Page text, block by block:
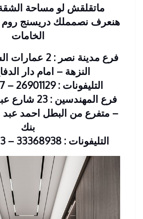
ماتقلقش لو مساحة الشقة
هنعرف نصمملك دريسنج روم
الخامات
فرع مدينة نصر :
النزهة – امام دار
التليفونات : 26901129 – 01117172647
فرع
بنك
التليفونات : 33368938 – 01210044703